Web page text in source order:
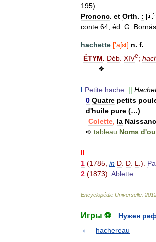
195).
Prononc. et Orth. : [
conte 64 éd G Bornäs
hachette ['aʃɛt] n. f.
ÉTYM. Déb XIVe;
❖
———
I Petite hache ||
0 Quatre petits
d'huile pure (…)
Colette, la
➪ tableau Noms d'
———
II
1 (1785 in D D L .).
2 (1873). Ablette
Encyclopédie Universelle
Игры ⚽
Нужен
hachereau